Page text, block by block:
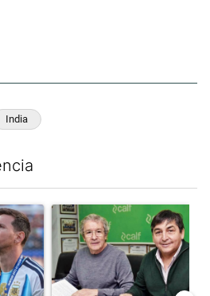
India
con el título "Milei despidió a Jorge
Un artículo de tendencia con